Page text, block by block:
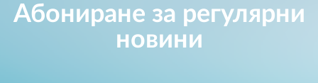
Абониране за регулярни
новини